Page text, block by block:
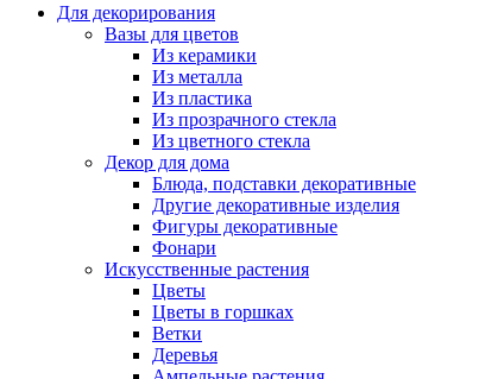
Для декорирования
Вазы для цветов
Из керамики
Из металла
Из пластика
Из прозрачного стекла
Из цветного стекла
Декор для дома
Блюда, подставки декоративные
Другие декоративные изделия
Фигуры декоративные
Фонари
Искусственные растения
Цветы
Цветы в горшках
Ветки
Деревья